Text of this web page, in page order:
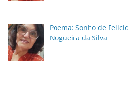
Poema: Sonho de
Nogueira da Silva